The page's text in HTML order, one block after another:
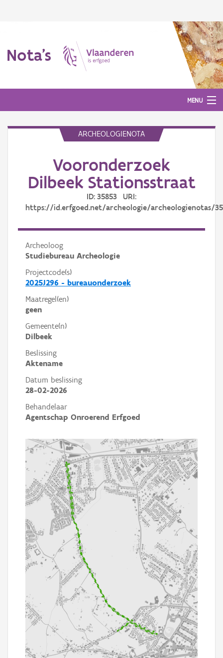
Nota's
MENU
ARCHEOLOGIENOTA
Vooronderzoek
Dilbeek Stationsstraat
ID: 35853 URI:
https://id.erfgoed.net/archeologie/archeologienotas/
Archeoloog
Studiebureau Archeologie
Projectcode(s)
2025J296 - bureauonderzoek
Maatregel(en)
geen
Gemeente(n)
Dilbeek
Beslissing
Aktename
Datum beslissing
28-02-2026
Behandelaar
Agentschap Onroerend Erfgoed